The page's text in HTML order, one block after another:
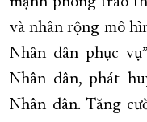
và nhân rộng mô
Nhân dân phục
Nhân dân, phát
Nhân dân. Tăng